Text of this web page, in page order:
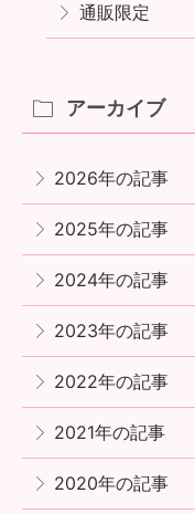
通販限定
アーカイブ
2026年の記事
2025年の記事
2024年の記事
2023年の記事
2022年の記事
2021年の記事
2020年の記事